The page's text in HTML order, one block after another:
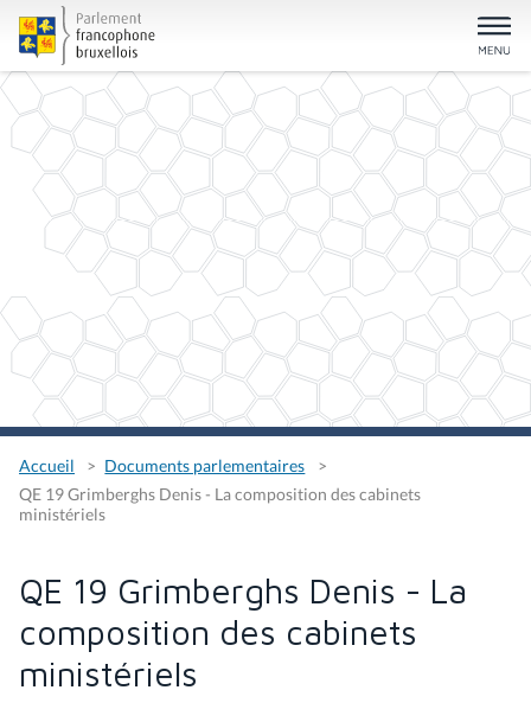
Accueil
Documents parlementaires
QE 19 Grimberghs Denis - La composition des cabinets
ministériels
QE 19 Grimberghs Denis - La
composition des cabinets
ministériels